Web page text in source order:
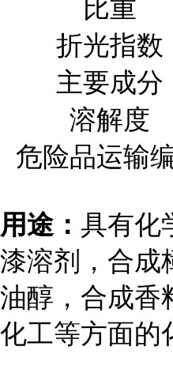
比重
折光指数
主要成分
溶解度
危险品运输
用途： 具有化
漆溶剂，合成
油醇，合成香
化工等方面的